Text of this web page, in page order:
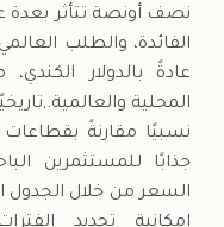
نصف أونصة تتأثر
الفائدة، والطلب
عادةً بالدولار
المحلية
نسبيًا مقارنةً
جذابًا للمستثمرين
السعر من خلال الجدول
إمكانية تحديد